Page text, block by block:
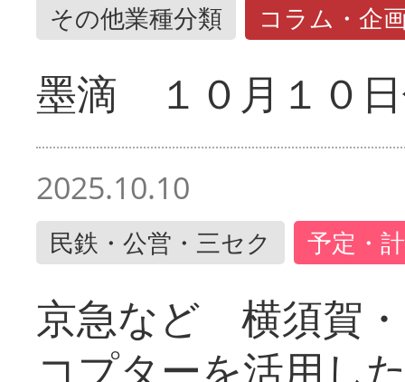
その他業種分類 コラム・企
墨滴 １０月１０
2025.10.10
民鉄・公営・三セク 予定・
京急など 横須賀
コプターを活用し